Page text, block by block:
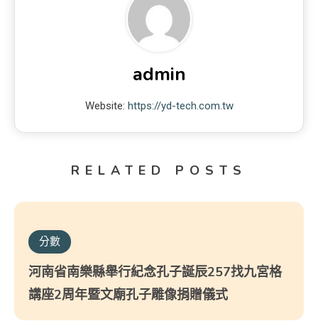
admin
Website: https://yd-tech.com.tw
RELATED POSTS
分數
河南省南樂縣舉行紀念孔子誕辰257找九宮格
講座2周年暨文廟孔子雕像捐贈儀式